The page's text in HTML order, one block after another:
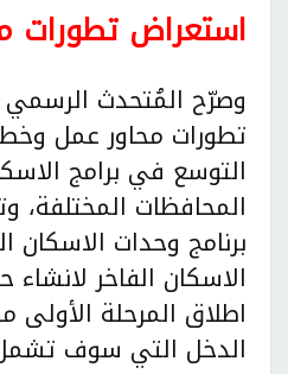
استعراض تطورات
وصرّح المُتحدث الرسمي
تطورات محاور عمل
التوسع في برامج
المحافظات المختلفة،
اطلاق المرحلة
الدخل التي سوف تشمل انشاء ١٧ الف وحدة في